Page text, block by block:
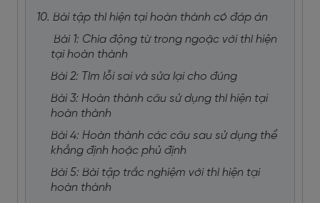
10. Bài tập thì hiện tại hoàn thành có đáp án
Bài 1: Chia động từ trong ngoặc với thì hiện
tại hoàn thành
Bài 2: Tìm lỗi sai và sửa lại cho đúng
Bài 3: Hoàn thành câu sử dụng thì hiện tại
hoàn thành
Bài 4: Hoàn thành các câu sau sử dụng thể
khẳng định hoặc phủ định
Bài 5: Bài tập trắc nghiệm với thì hiện tại
hoàn thành